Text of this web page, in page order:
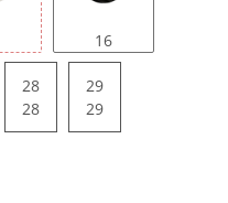
16
28
28
29
29